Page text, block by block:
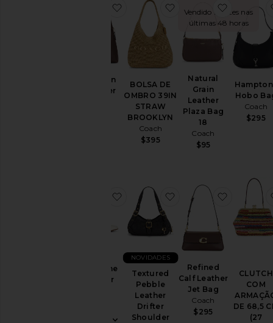
Brooklyn
Shoulder
favoritoBrooklyn Shoulder Bag 28
BOLSA DE
OMBRO 39IN
STRAW
BROOKLYN
Coach
$395
favoritoBOLSA DE
Vendido 11 vezes nas
últimas 48 horas
Natural
Grain
Leather
Plaza Bag
18
Coach
$95
Hobo
Coach
$295
Mary Jane
Sneaker
favoritoMary Jane Sneaker
Textured
Pebble
Leather
Drifter
Shoulder
NOVIDADES
favoritoTextured
Refined
Calf Leather
Jet Bag
Coach
$295
CLUTCH
COM
DE 68,5
(27